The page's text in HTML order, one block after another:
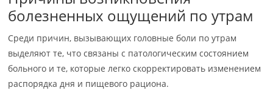
болезненных ощущений по утрам
Среди причин, вызывающих головные боли по утрам
выделяют те, что связаны с патологическим состоянием
больного и те, которые легко скорректировать изменением
распорядка дня и пищевого рациона.